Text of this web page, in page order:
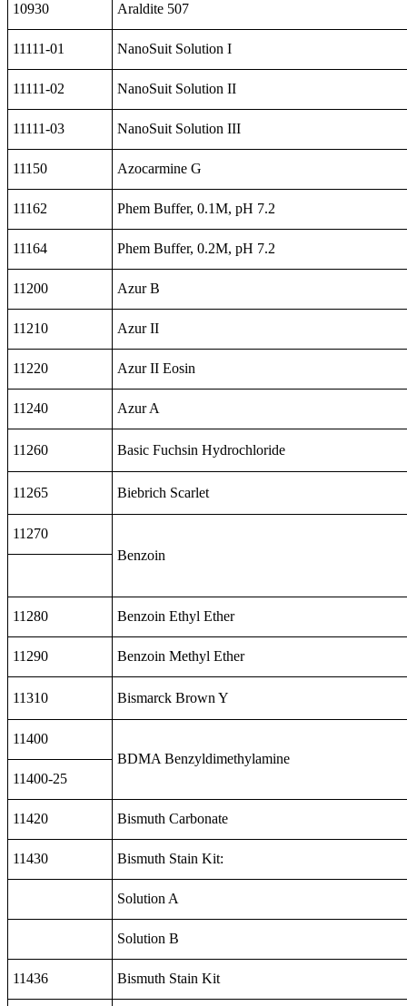
10930 Araldite 507
11111-01 NanoSuit Solution I
11111-02 NanoSuit Solution II
11111-03 NanoSuit Solution III
11150 Azocarmine G
11162 Phem Buffer, 0.1M, pH 7.2
11164 Phem Buffer, 0.2M, pH 7.2
11200 Azur B
11210 Azur II
11220 Azur II Eosin
11240 Azur A
11260 Basic Fuchsin Hydrochloride
11265 Biebrich Scarlet
11270
Benzoin
11280 Benzoin Ethyl Ether
11290 Benzoin Methyl Ether
11310 Bismarck Brown Y
11400
BDMA Benzyldimethylamine
11400-25
11420 Bismuth Carbonate
11430 Bismuth Stain Kit:
Solution A
Solution B
11436 Bismuth Stain Kit